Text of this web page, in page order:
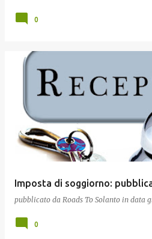
0
Imposta di soggiorno:
pubblicato da Roads To Solanto in data
0